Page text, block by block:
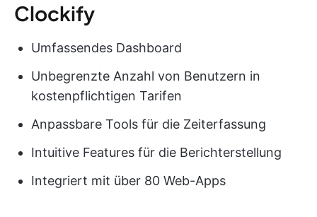
Clockify
Umfassendes Dashboard
Unbegrenzte Anzahl von Benutzern in
kostenpflichtigen Tarifen
Anpassbare Tools für die Zeiterfassung
Intuitive Features für die Berichterstellung
Integriert mit über 80 Web-Apps